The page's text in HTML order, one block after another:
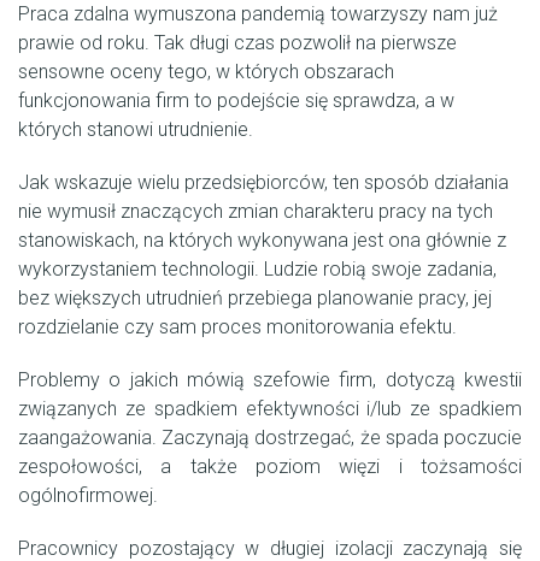
Praca zdalna wymuszona pandemią towarzyszy nam już
prawie od roku. Tak długi czas pozwolił na pierwsze
sensowne oceny tego, w których obszarach
funkcjonowania firm to podejście się sprawdza, a w
których stanowi utrudnienie.
Jak wskazuje wielu przedsiębiorców, ten sposób działania
nie wymusił znaczących zmian charakteru pracy na tych
stanowiskach, na których wykonywana jest ona głównie z
wykorzystaniem technologii. Ludzie robią swoje zadania,
bez większych utrudnień przebiega planowanie pracy, jej
rozdzielanie czy sam proces monitorowania efektu.
Problemy o jakich mówią szefowie firm, dotyczą kwestii
związanych ze spadkiem efektywności i/lub ze spadkiem
zaangażowania. Zaczynają dostrzegać, że spada poczucie
zespołowości, a także poziom więzi i tożsamości
ogólnofirmowej.
Pracownicy pozostający w długiej izolacji zaczynają się